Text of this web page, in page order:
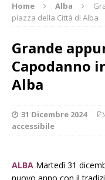
Home Alba
piazza della Città di Alba
Grande
Capodanno
Alba
31 Dicembre 2024
accessibile
ALBA Martedì 31